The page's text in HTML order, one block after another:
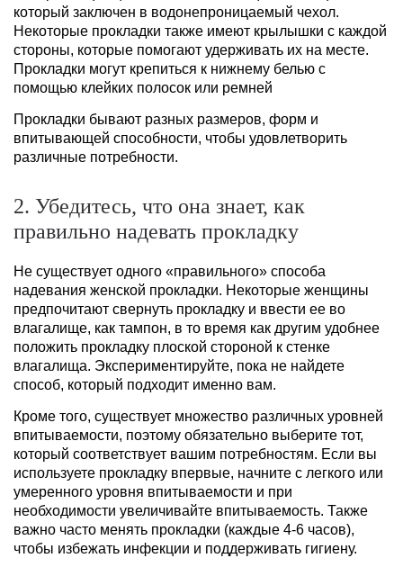
который заключен в водонепроницаемый чехол.
Некоторые прокладки также имеют крылышки с каждой
стороны, которые помогают удерживать их на месте.
Прокладки могут крепиться к нижнему белью с
помощью клейких полосок или ремней
Прокладки бывают разных размеров, форм и
впитывающей способности, чтобы удовлетворить
различные потребности.
2. Убедитесь, что она знает, как
правильно надевать прокладку
Не существует одного «правильного» способа
надевания женской прокладки. Некоторые женщины
предпочитают свернуть прокладку и ввести ее во
влагалище, как тампон, в то время как другим удобнее
положить прокладку плоской стороной к стенке
влагалища. Экспериментируйте, пока не найдете
способ, который подходит именно вам.
Кроме того, существует множество различных уровней
впитываемости, поэтому обязательно выберите тот,
который соответствует вашим потребностям. Если вы
используете прокладку впервые, начните с легкого или
умеренного уровня впитываемости и при
необходимости увеличивайте впитываемость. Также
важно часто менять прокладки (каждые 4-6 часов),
чтобы избежать инфекции и поддерживать гигиену.